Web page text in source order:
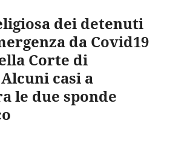
dei detenuti
da Covid19
Corte di
casi a
le due sponde